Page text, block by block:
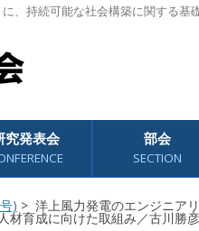
、持続可能な社会構築に関する
究発表会 部会
SECTION
) > 洋上風力発電のエンジニアリ
材育成に向けた取組み／古川勝彦